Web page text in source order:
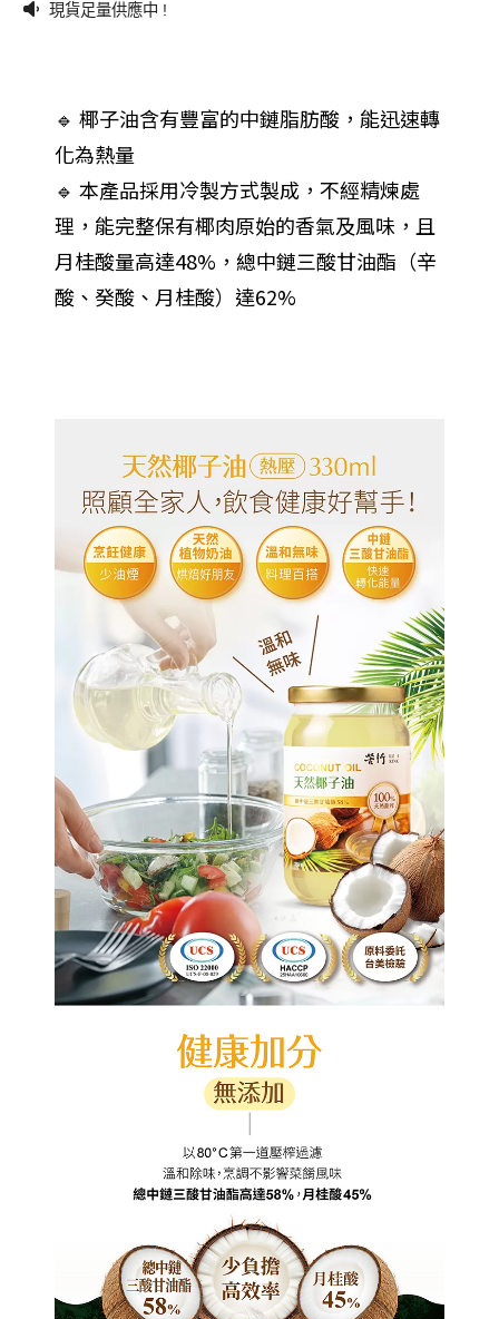
現貨足量供應中 !
🔹 椰子油含有豐富的中鏈脂肪酸，能迅速轉
化為熱量
🔹 本產品採用冷製方式製成，不經精煉處
理，能完整保有椰肉原始的香氣及風味，且
月桂酸量高達48%，總中鏈三酸甘油酯（辛
酸、癸酸、月桂酸）達62%